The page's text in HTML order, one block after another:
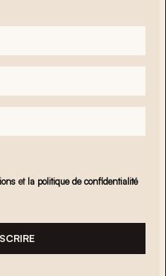
et la politique de confidentialité